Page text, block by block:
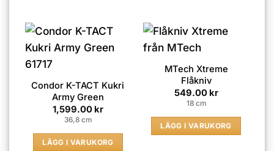
Condor K-TACT Kukri
Army Green
1,599.00 kr
36,8 cm
LÄGG I VARUKORG
MTech Xtreme
Flåkniv
549.00 kr
18 cm
LÄGG I VARUKORG